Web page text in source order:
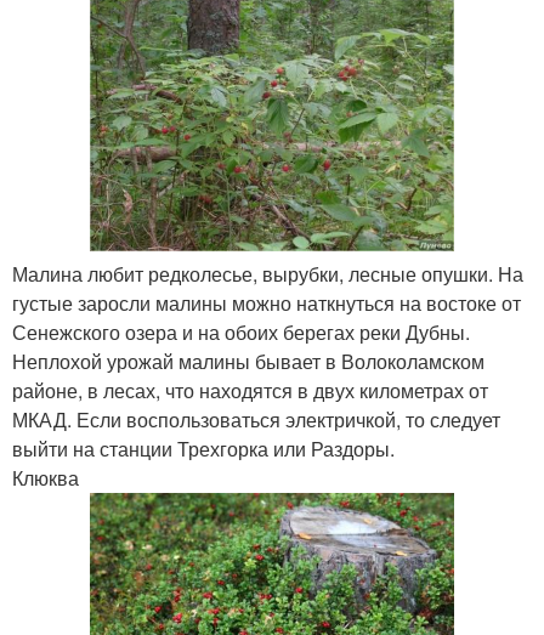
Малина любит редколесье, вырубки, лесные опушки. На
густые заросли малины можно наткнуться на востоке от
Сенежского озера и на обоих берегах реки Дубны.
Неплохой урожай малины бывает в Волоколамском
районе, в лесах, что находятся в двух километрах от
МКАД. Если воспользоваться электричкой, то следует
выйти на станции Трехгорка или Раздоры.
Клюква